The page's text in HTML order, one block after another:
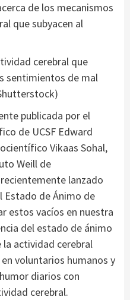
de los mecanismos
que subyacen al
publicada por el
de UCSF Edward
Vikaas Sohal,
Weill de
lanzado
Estado de Ánimo de
estos vacíos en nuestra
del estado de ánimo
actividad cerebral
voluntarios humanos y
diarios con
cerebral.